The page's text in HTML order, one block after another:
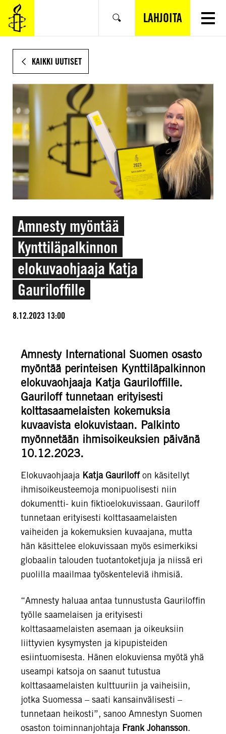
SIIRRY
VARSINAISEEN
SISÄLTÖÖN
Hae LAHJOITA
KAIKKI UUTISET
Amnesty myöntää
Kynttiläpalkinnon
elokuvaohjaaja Katja
Gauriloffille
8.12.2023 13:00
Amnesty International Suomen osasto
myöntää perinteisen Kynttiläpalkinnon
elokuvaohjaaja Katja Gauriloffille.
Gauriloff tunnetaan erityisesti
kolttasaamelaisten kokemuksia
kuvaavista elokuvistaan. Palkinto
myönnetään ihmisoikeuksien päivänä
10.12.2023.
Elokuvaohjaaja Katja Gauriloff on käsitellyt
ihmisoikeusteemoja monipuolisesti niin
dokumentti- kuin fiktioelokuvissaan. Gauriloff
tunnetaan erityisesti kolttasaamelaisten
vaiheiden ja kokemuksien kuvaajana, mutta
hän käsittelee elokuvissaan myös esimerkiksi
globaalin talouden tuotantoketjuja ja niissä eri
puolilla maailmaa työskenteleviä ihmisiä.
“Amnesty haluaa antaa tunnustusta Gauriloffin
työlle saamelaisen ja erityisesti
kolttasaamelaisten asemaan ja oikeuksiin
liittyvien kysymysten ja kipupisteiden
esiintuomisesta. Hänen elokuviensa myötä yhä
useampi katsoja on saanut tutustua
kolttasaamelaisten kulttuuriin ja vaiheisiin,
jotka Suomessa – saati kansainvälisesti –
tunnetaan heikosti”, sanoo Amnestyn Suomen
osaston toiminnanjohtaja Frank Johansson.